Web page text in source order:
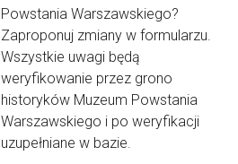
Powstania Warszawskiego?
Zaproponuj zmiany w formularzu.
Wszystkie uwagi będą
weryfikowanie przez grono
historyków Muzeum Powstania
Warszawskiego i po weryfikacji
uzupełniane w bazie.